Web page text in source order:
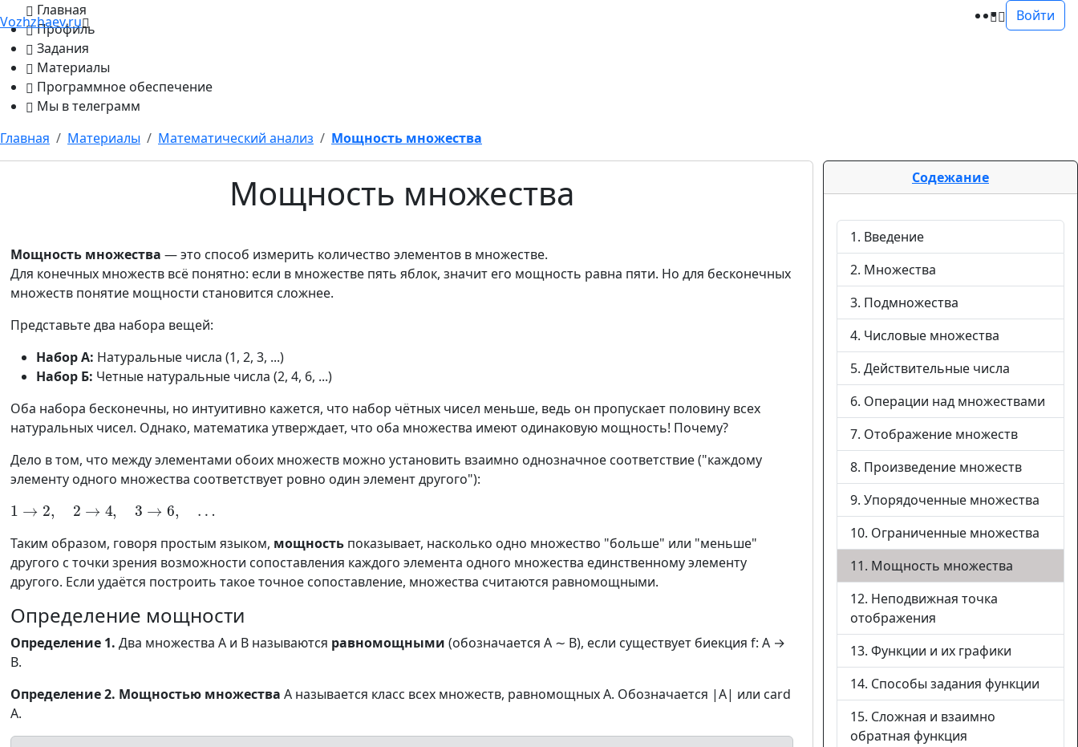
Vozhzhaev.ru Войти
Главная
Профиль
Задания
Материалы
Программное обеспечение
Мы в телеграмм
Главная
Материалы Математический анализ Мощность множества
Мощность множества
Мощность множества — это способ измерить количество элементов в множестве.
Для конечных множеств всё понятно: если в множестве пять яблок, значит его мощность равна пяти. Но для бесконечных
множеств понятие мощности становится сложнее.
Представьте два набора вещей:
Набор А: Натуральные числа (1, 2, 3, ...)
Набор Б: Четные натуральные числа (2, 4, 6, ...)
Оба набора бесконечны, но интуитивно кажется, что набор чётных чисел меньше, ведь он пропускает половину всех
натуральных чисел. Однако, математика утверждает, что оба множества имеют одинаковую мощность! Почему?
Дело в том, что между элементами обоих множеств можно установить взаимно однозначное соответствие ("каждому
элементу одного множества соответствует ровно один элемент другого"):
Таким образом, говоря простым языком, мощность показывает, насколько одно множество "больше" или "меньше"
другого с точки зрения возможности сопоставления каждого элемента одного множества единственному элементу
другого. Если удаётся построить такое точное сопоставление, множества считаются равномощными.
Определение мощности
Определение 1. Два множества A и B называются равномощными (обозначается A ∼ B), если существует биекция f: A →
B.
Определение 2. Мощностью множества A называется класс всех множеств, равномощных A. Обозначается |A| или card
A.
Содежание
1. Введение
2. Множества
3. Подмножества
4. Числовые множества
5. Действительные числа
6. Операции над множествами
7. Отображение множеств
8. Произведение множеств
9. Упорядоченные множества
10. Ограниченные множества
11. Мощность множества
12. Неподвижная точка
отображения
13. Функции и их графики
14. Способы задания функции
15. Сложная и взаимно
обратная функция